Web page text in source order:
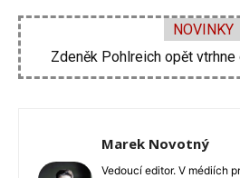
NOVINKY
Zdeněk Pohlreich opět vtrhne
Marek Novotný
Vedoucí editor. V médiích